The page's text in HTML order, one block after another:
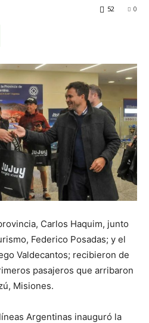
0
52
Carlos Haquim, junto
Federico Posadas; y el
Valdecantos; recibieron de
pasajeros que arribaron
Misiones.
Argentinas inauguró la